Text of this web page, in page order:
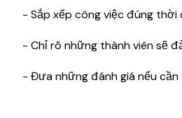
- Sắp xếp công việc đúng thời
- Chỉ rõ những thành viên sẽ
- Đưa những đánh giá nếu cần